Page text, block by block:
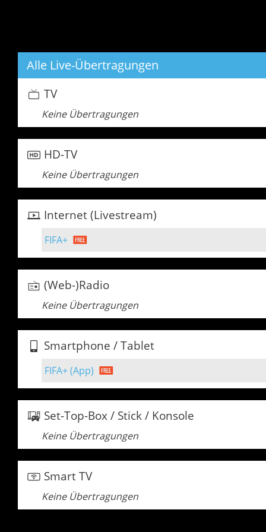
Alle Live-Übertragungen
TV
Keine Übertragungen
HD-TV
Keine Übertragungen
Internet (Livestream)
FIFA+
(Web-)Radio
Keine Übertragungen
Smartphone / Tablet
FIFA+ (App)
Set-Top-Box / Stick / Konsole
Keine Übertragungen
Smart TV
Keine Übertragungen